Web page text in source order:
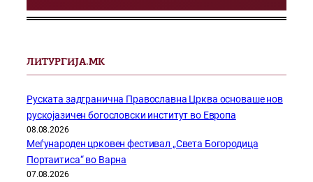
ЛИТУРГИЈА.МК
Руската задгранична Православна Црква основаше нов
рускојазичен богословски институт во Европа
08.08.2026
Меѓународен црковен фестивал „Света Богородица
Портаитиса“ во Варна
07.08.2026